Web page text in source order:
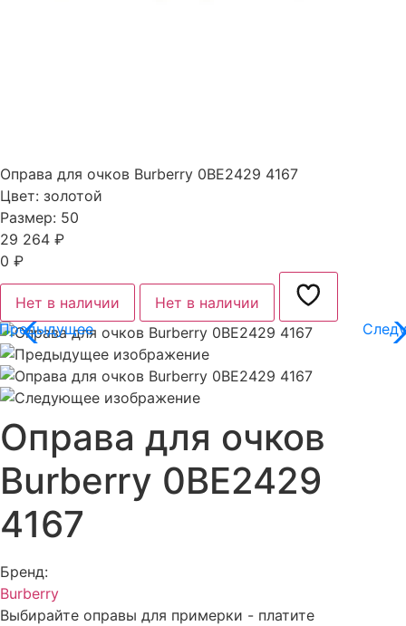
Оправа для очков Burberry 0BE2429​ 4167
Цвет: золотой
Размер: 50
29 264 ₽
0 ₽
Нет в наличии Нет в наличии
Оправа для очков
Burberry 0BE2429​
4167
Бренд:
Burberry
Выбирайте оправы для примерки - платите